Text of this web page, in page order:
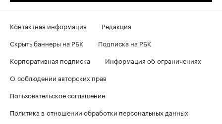
Контактная информация
Редакция
Скрыть баннеры на РБК
Подписка на РБК
Корпоративная подписка
Информация об ограничениях
О соблюдении авторских прав
Пользовательское соглашение
Политика в отношении обработки персональных данных